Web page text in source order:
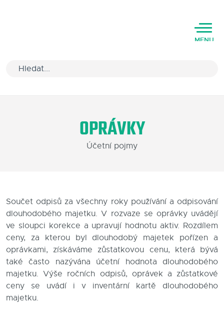
MENU
Varianty software
Kariéra
Partneři
Blog
Kontakty
OPRÁVKY
Účetní pojmy
Součet odpisů za všechny roky používání a odpisování
dlouhodobého majetku. V rozvaze se oprávky uvádějí
ve sloupci korekce a upravují hodnotu aktiv. Rozdílem
ceny, za kterou byl dlouhodobý majetek pořízen a
oprávkami, získáváme zůstatkovou cenu, která bývá
také často nazývána účetní hodnota dlouhodobého
majetku. Výše ročních odpisů, oprávek a zůstatkové
ceny se uvádí i v inventární kartě dlouhodobého
majetku.